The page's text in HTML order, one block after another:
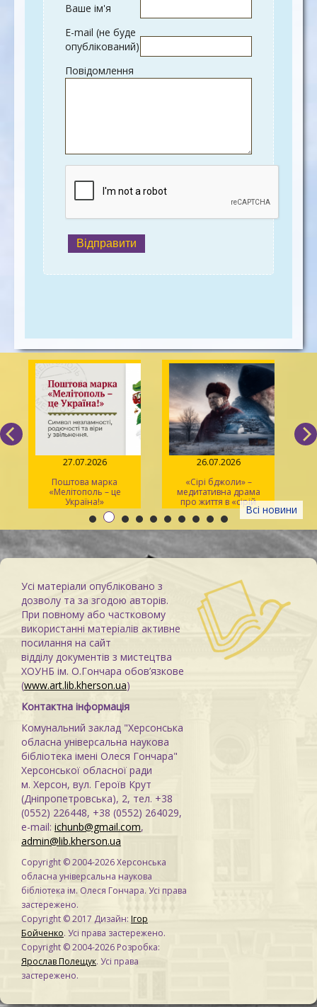
Ваше ім'я
E-mail (не буде
опублікований)
Повідомлення
Відправити
Всі новини
27.07.2026
Поштова марка
«Мелітополь – це
Україна!»
26.07.2026
«Сірі бджоли» –
медитативна драма
про життя в «сірій
зоні»
Усі матеріали опубліковано з
дозволу та за згодою авторів.
При повному або частковому
використанні матеріалів активне
посилання на сайт
відділу документів з мистецтва
ХОУНБ ім. О.Гончара обов’язкове
(www.art.lib.kherson.ua)
Контактна інформація
Комунальний заклад "Херсонська
обласна універсальна наукова
бібліотека імені Олеся Гончара"
Херсонської обласної ради
м. Херсон, вул. Героїв Крут
(Дніпропетровська), 2, тел. +38
(0552) 226448, +38 (0552) 264029,
e-mail: ichunb@gmail.com,
admin@lib.kherson.ua
Copyright © 2004-2026 Херсонська
обласна універсальна наукова
бібліотека ім. Олеся Гончара. Усі права
застережено.
Copyright © 2017 Дизайн: Ігор
Бойченко. Усі права застережено.
Copyright © 2004-2026 Розробка:
Ярослав Полещук. Усі права
застережено.